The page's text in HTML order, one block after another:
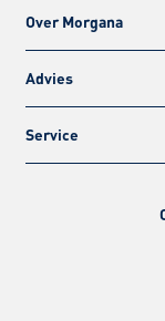
Over Morgana
Advies
Service